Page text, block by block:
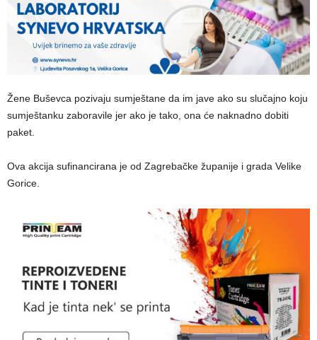
Žene Buševca pozivaju sumještane da im jave ako su slučajno koju
sumještanku zaboravile jer ako je tako, ona će naknadno dobiti
paket.
Ova akcija sufinancirana je od Zagrebačke županije i grada Velike
Gorice.